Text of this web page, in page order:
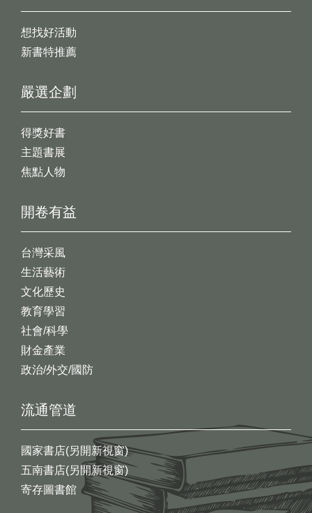
想找好活動
新書特推薦
開卷有益
台灣采風
生活藝術
文化歷史
教育學習
社會/科學
財金產業
政治/外交/國防
嚴選企劃
得獎好書
主題書展
焦點人物
流通管道
國家書店(另開新視窗)
五南書店(另開新視窗)
寄存圖書館